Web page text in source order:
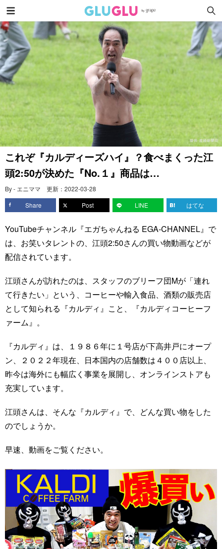
これぞ『カルディーズハイ』？食べまくった江
頭2:50が決めた『No.１』商品は…
By - エニママ 更新： 2022-03-28
Share
Post LINE はてな
YouTubeチャンネル『エガちゃんねる EGA-CHANNEL』で
は、お笑いタレントの、江頭2:50さんの買い物動画などが
配信されています。
江頭さんが訪れたのは、スタッフのブリーフ団Mが「連れ
て行きたい」という、コーヒーや輸入食品、酒類の販売店
として知られる『カルディ』こと、『カルディコーヒーフ
ァーム』。
『カルディ』は、１９８６年に１号店が下高井戸にオープ
ン、２０２２年現在、日本国内の店舗数は４００店以上、
昨今は海外にも幅広く事業を展開し、オンラインストアも
充実しています。
江頭さんは、そんな『カルディ』で、どんな買い物をした
のでしょうか。
早速、動画をご覧ください。